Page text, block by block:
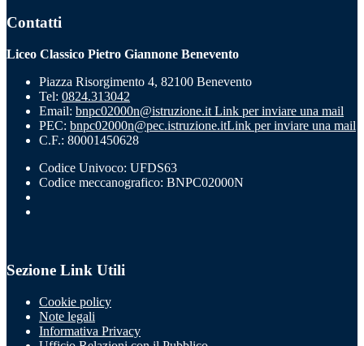
Contatti
Liceo Classico Pietro Giannone Benevento
Piazza Risorgimento 4, 82100 Benevento
Tel: 0824.313042
Email: bnpc02000n@istruzione.it Link per inviare una mail
PEC: bnpc02000n@pec.istruzione.itLink per inviare una mail
C.F.: 80001450628
Codice Univoco: UFDS63
Codice meccanografico: BNPC02000N
Sezione Link Utili
Cookie policy
Note legali
Informativa Privacy